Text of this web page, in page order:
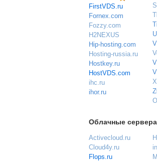
FirstVDS.ru
Fornex.com
Fozzy.com
H2NEXUS
Hip-hosting.com
Hosting-russia.ru
Hostkey.ru
HostVDS.com
ihc.ru
ihor.ru
Облачные сервера
Activecloud.ru
Cloud4y.ru
Flops.ru